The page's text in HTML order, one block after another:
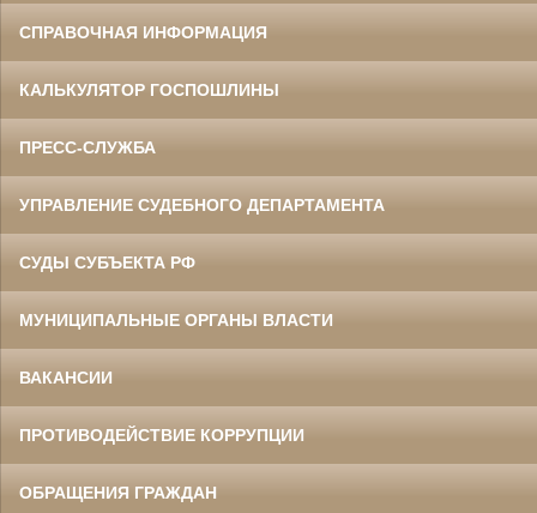
СПРАВОЧНАЯ ИНФОРМАЦИЯ
КАЛЬКУЛЯТОР ГОСПОШЛИНЫ
ПРЕСС-СЛУЖБА
УПРАВЛЕНИЕ СУДЕБНОГО ДЕПАРТАМЕНТА
СУДЫ СУБЪЕКТА РФ
МУНИЦИПАЛЬНЫЕ ОРГАНЫ ВЛАСТИ
ВАКАНСИИ
ПРОТИВОДЕЙСТВИЕ КОРРУПЦИИ
ОБРАЩЕНИЯ ГРАЖДАН